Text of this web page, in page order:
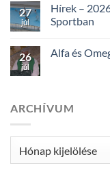
27
júl
Hírek –
Sportban
26
júl
Alfa és
ARCHÍVUM